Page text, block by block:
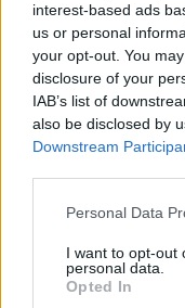
interest-based ads
us or personal
your opt-out. You
disclosure of your
IAB’s list of
also be disclosed by
Downstream
Please note that this
not limited to your
grant or deny
use your data for
Personal Data
I want to opt-out
personal data.
Opted In
NEVE ESTREMA